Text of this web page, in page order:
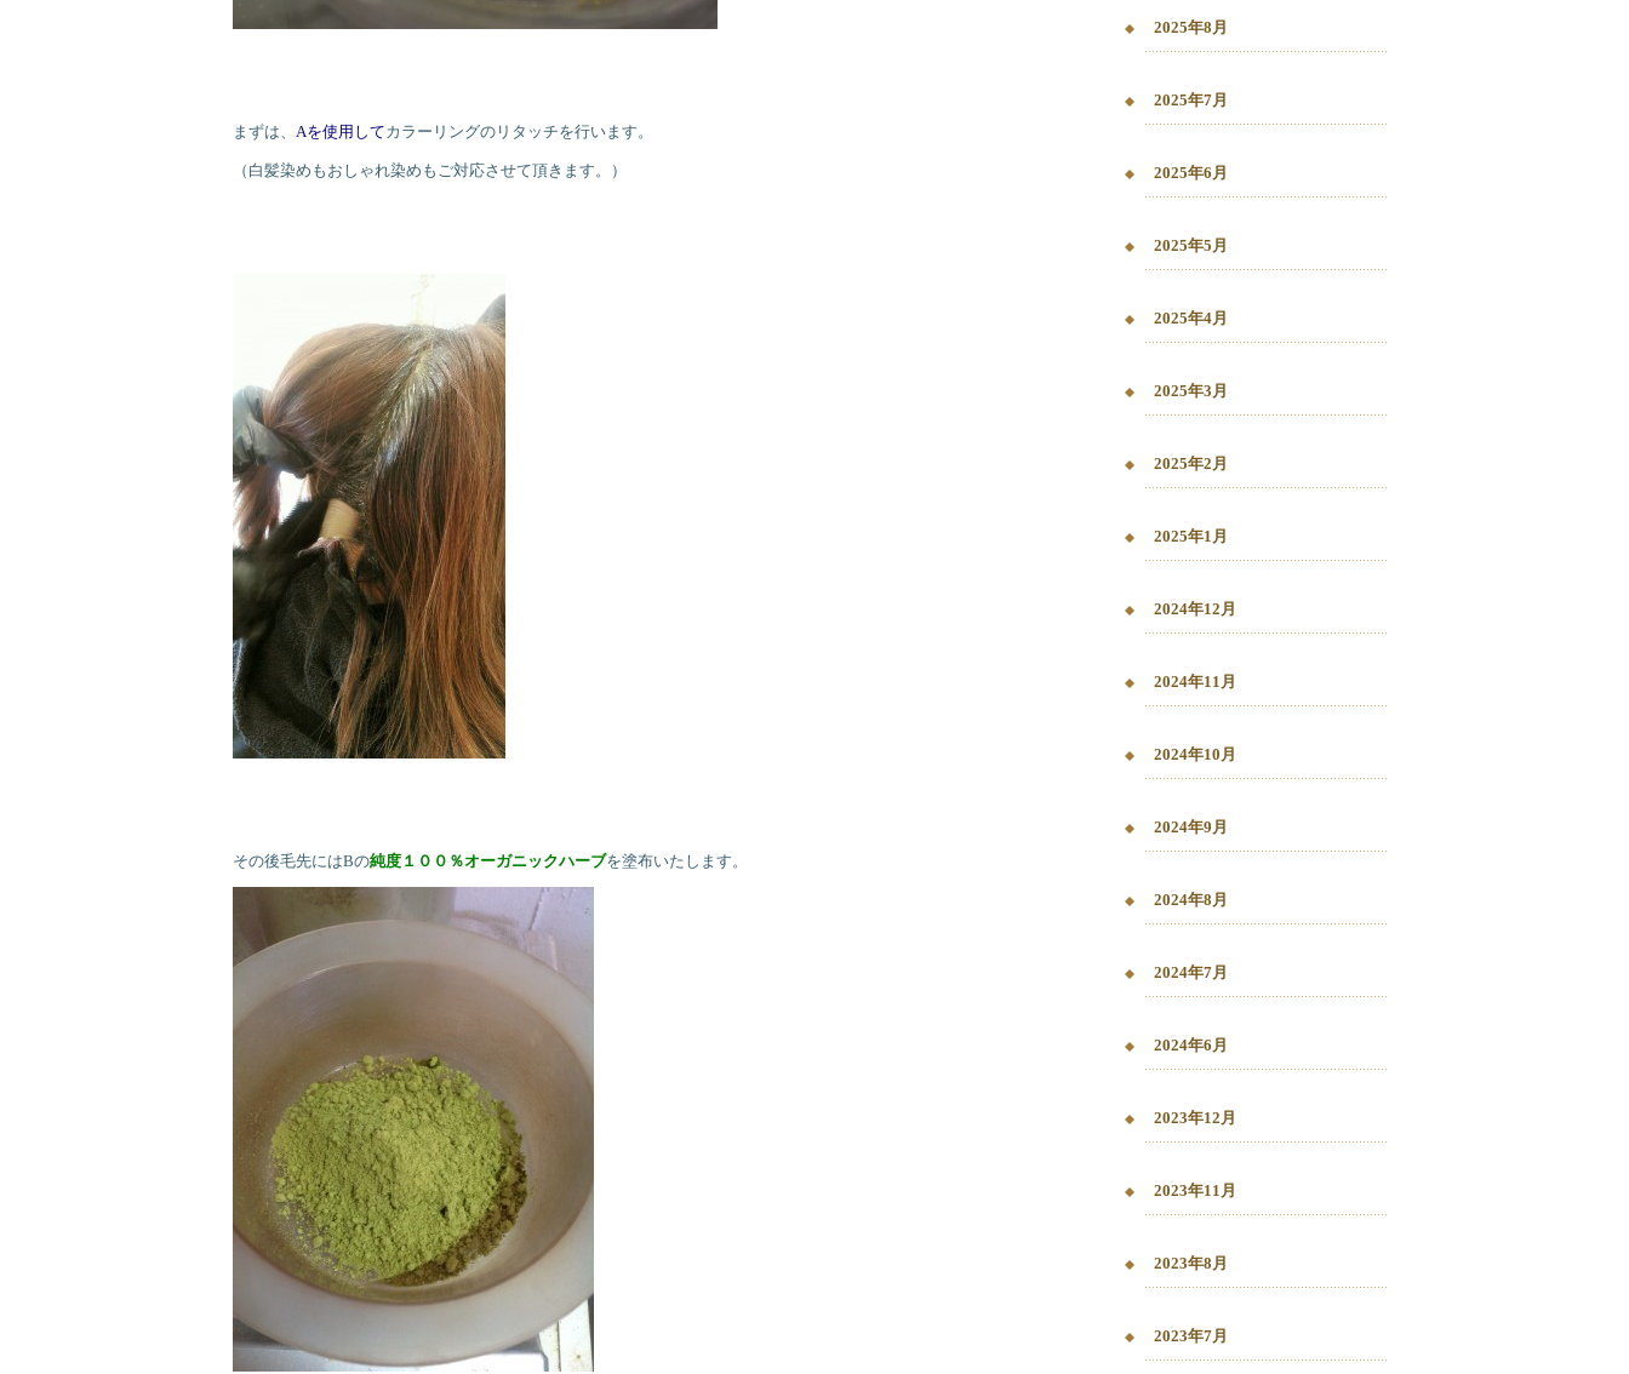
まずは、 Aを使用してカラーリングのリタッチを行います。
（白髪染めもおしゃれ染めもご対応させて頂きます。）
その後毛先にはBの純度１００％オーガニックハーブを塗布いたします。
2025年8月
2025年7月
2025年6月
2025年5月
2025年4月
2025年3月
2025年2月
2025年1月
2024年12月
2024年11月
2024年10月
2024年9月
2024年8月
2024年7月
2024年6月
2023年12月
2023年11月
2023年8月
2023年7月